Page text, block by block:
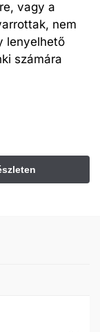
vagy a
nem
lenyelhető
számára